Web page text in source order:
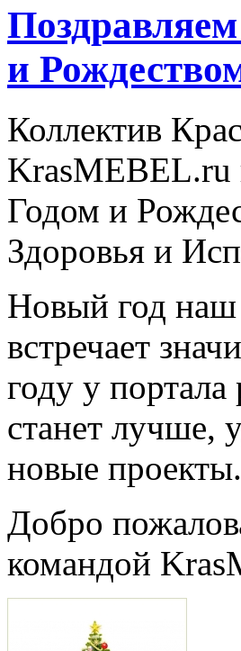
и
Коллектив
KrasMEBEL.ru
Годом и
Здоровья и
Новый год
встречает
году у
станет лучше,
новые проекты.
Добро
командой